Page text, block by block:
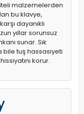
malzemelerden
bu klavye,
dayanıklı
yıllar sorunsuz
sunar. Sık
bile tuş hassasiyeti
korur.